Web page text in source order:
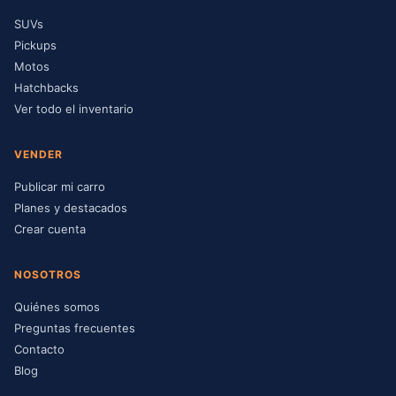
SUVs
Pickups
Motos
Hatchbacks
Ver todo el inventario
VENDER
Publicar mi carro
Planes y destacados
Crear cuenta
NOSOTROS
Quiénes somos
Preguntas frecuentes
Contacto
Blog